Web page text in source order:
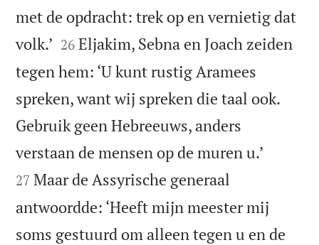
met de opdracht: trek op en vernietig dat
volk.’ 

26 Eljakim, Sebna en Joach zeiden
tegen hem: ‘U kunt rustig Aramees
spreken, want wij spreken die taal ook.
Gebruik geen Hebreeuws, anders
verstaan de mensen op de muren u.’
27 Maar de Assyrische generaal
antwoordde: ‘Heeft mijn meester mij
soms gestuurd om alleen tegen u en de